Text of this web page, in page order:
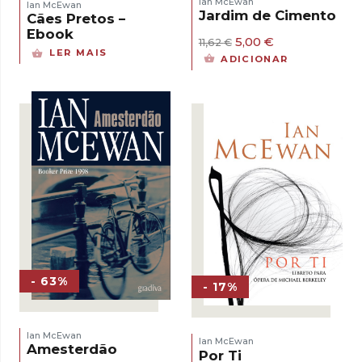
Ian McEwan
Cães Pretos –
Ebook
LER MAIS
Jardim de Cimento
11,62€ O
preço
5,00 €O
preço
ADICIONAR
- 63%
Ian McEwan
Amesterdão
- 17%
Ian McEwan
Por Ti